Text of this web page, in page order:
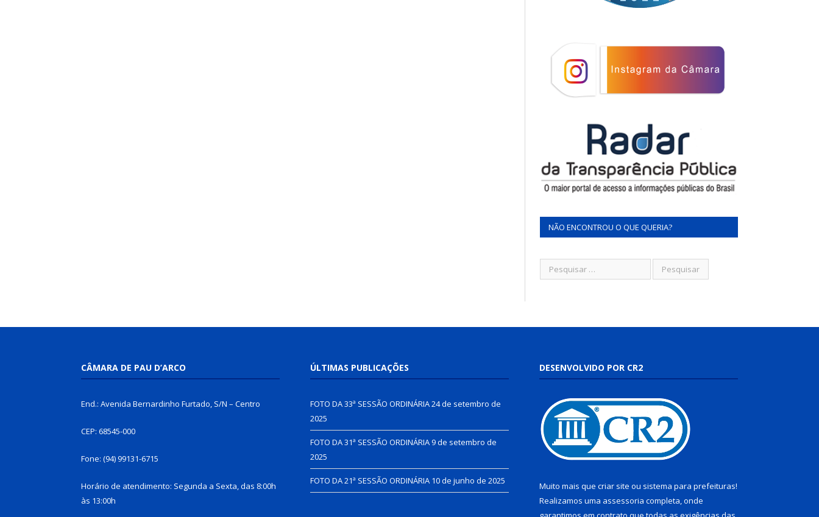
NÃO ENCONTROU O QUE QUERIA?
CÂMARA DE PAU D’ARCO
End.: Avenida Bernardinho Furtado, S/N – Centro
CEP: 68545-000
Fone: (94) 99131-6715
Horário de atendimento: Segunda a Sexta, das 8:00h
às 13:00h
ÚLTIMAS PUBLICAÇÕES
FOTO DA 33ª SESSÃO ORDINÁRIA24 de setembro de
2025
FOTO DA 31ª SESSÃO ORDINÁRIA9 de setembro de
2025
FOTO DA 21ª SESSÃO ORDINÁRIA 10 de junho de 2025
DESENVOLVIDO POR CR2
Muito mais que criar site ou sistema para prefeituras!
Realizamos uma assessoria completa, onde